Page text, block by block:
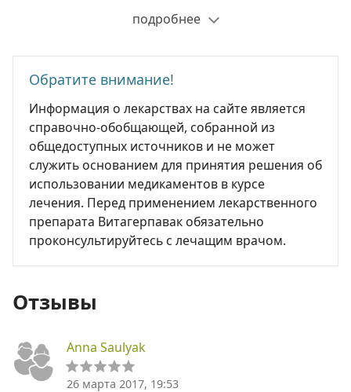
подробнее
Обратите внимание!
Информация о лекарствах на сайте является
справочно-обобщающей, собранной из
общедоступных источников и не может
служить основанием для принятия решения об
использовании медикаментов в курсе
лечения. Перед применением лекарственного
препарата Витагерпавак обязательно
проконсультируйтесь с лечащим врачом.
Отзывы
Anna Saulyak
26 марта 2017, 19:53